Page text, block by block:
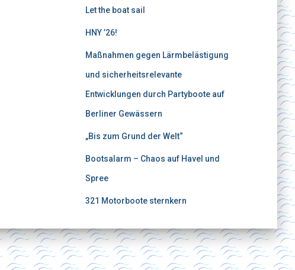
Let the boat sail
HNY ’26!
Maßnahmen gegen Lärmbelästigung
und sicherheitsrelevante
Entwicklungen durch Partyboote auf
Berliner Gewässern
„Bis zum Grund der Welt“
Bootsalarm – Chaos auf Havel und
Spree
321 Motorboote sternkern